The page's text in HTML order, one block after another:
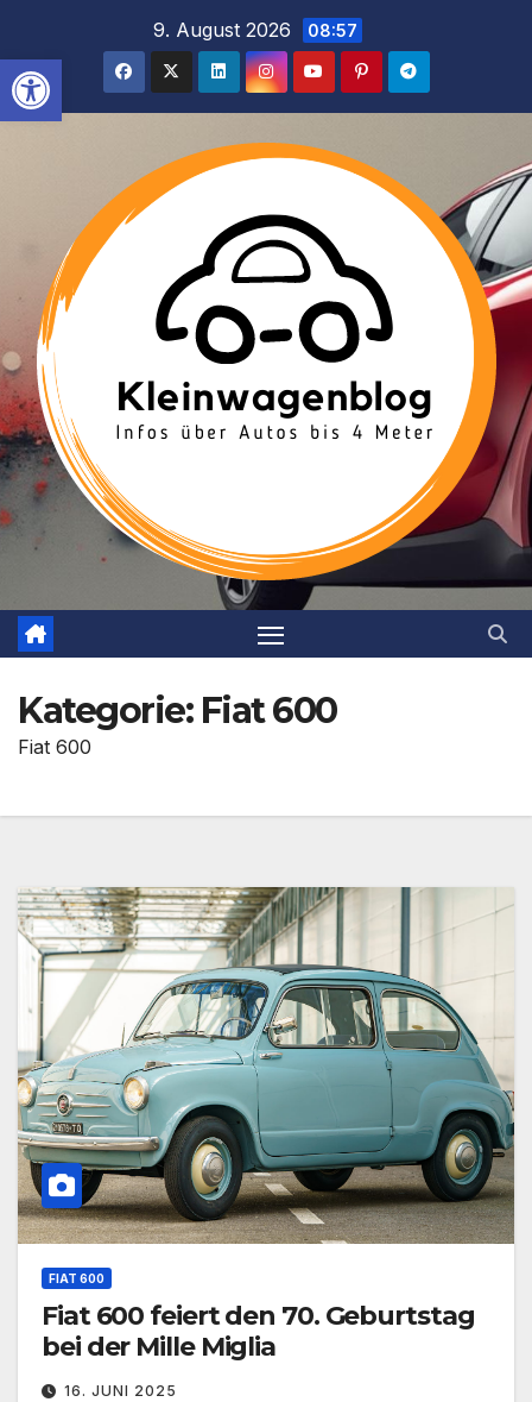
Werkzeugleiste öffnen
springen
9. August 2026 08:57
Kategorie: Fiat 600
Fiat 600
FIAT 600
Fiat 600 feiert den 70. Geburtstag
bei der Mille Miglia
16. JUNI 2025